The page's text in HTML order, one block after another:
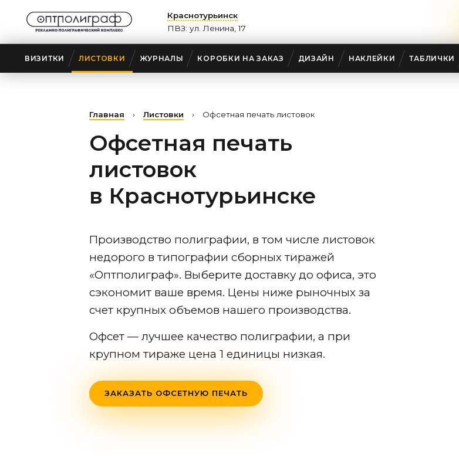
Краснотурьинск
ПВЗ: ул. Ленина, 17
ВИЗИТКИ ЛИСТОВКИ ЖУРНАЛЫ КОРОБКИ НА ЗАКАЗ ДИЗАЙН НАКЛЕЙКИ ТАБЛИЧКИ
Главная › Листовки › Офсетная печать листовок
Офсетная печать
листовок
в Краснотурьинске
Производство полиграфии, в том числе листовок
недорого в типографии сборных тиражей
«Оптполиграф». Выберите доставку до офиса, это
сэкономит ваше время. Цены ниже рыночных за
счет крупных объемов нашего производства.
Офсет — лучшее качество полиграфии, а при
крупном тираже цена 1 единицы низкая.
ЗАКАЗАТЬ ОФСЕТНУЮ ПЕЧАТЬ